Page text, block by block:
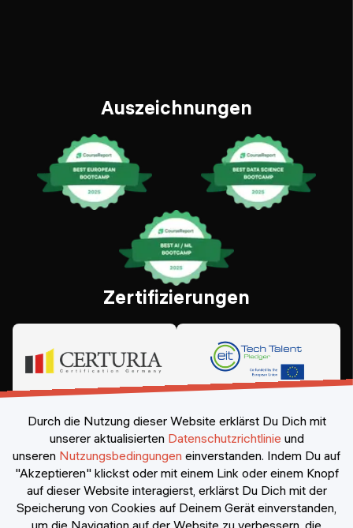
Auszeichnungen
Zertifizierungen
©2026Constructor Nexademy. Alle Rechte vorbehalten
Durch die Nutzung dieser Website erklärst Du Dich mit
unserer aktualisierten Datenschutzrichtlinie und
unseren Nutzungsbedingungen einverstanden. Indem Du auf
"Akzeptieren" klickst oder mit einem Link oder einem Knopf
auf dieser Website interagierst, erklärst Du Dich mit der
Speicherung von Cookies auf Deinem Gerät einverstanden,